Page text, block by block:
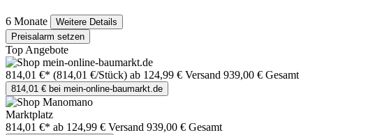
6 Monate
Weitere Details
Preisalarm setzen
Top Angebote
814,01 €* (814,01 €/Stück) ab 124,99 € Versand 939,00 € Gesamt
814,01 € bei mein-online-baumarkt.de
Marktplatz
814,01 €* ab 124,99 € Versand 939,00 € Gesamt